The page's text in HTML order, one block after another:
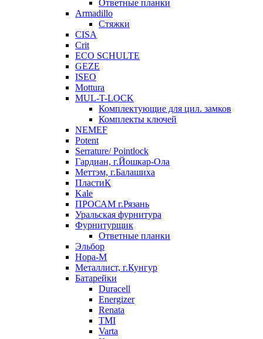
Ответные планки
Armadillo
Стяжки
CISA
Crit
ECO SCHULTE
GEZE
ISEO
Mottura
MUL-T-LOCK
Комплектующие для цил. замков
Комплекты ключей
NEMEF
Potent
Serrature/ Pointlock
Гардиан, г.Йошкар-Ола
Меттэм, г.Балашиха
ПластиК
Kale
ПРОСАМ г.Рязань
Уральская фурнитура
Фурнитурщик
Ответные планки
Эльбор
Нора-М
Металлист, г.Кунгур
Батарейки
Duracell
Energizer
Renata
TMI
Varta